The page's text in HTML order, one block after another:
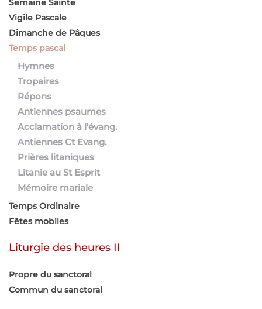
Semaine Sainte
Vigile Pascale
Dimanche de Pâques
Temps pascal
Hymnes
Tropaires
Répons
Antiennes psaumes
Acclamation à l'évang.
Antiennes Ct Evang.
Prières litaniques
Litanie au St Esprit
Mémoire mariale
Temps Ordinaire
Fêtes mobiles
Liturgie des heures II
Propre du sanctoral
Commun du sanctoral